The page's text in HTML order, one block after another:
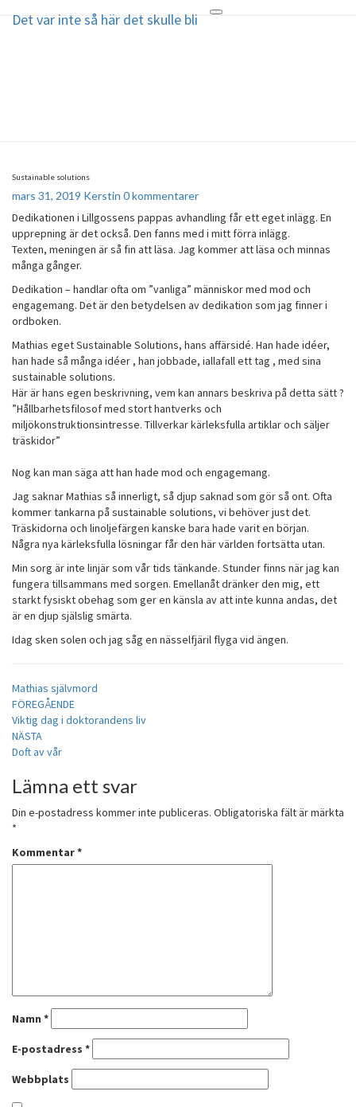
Toggle
Det var inte så här det skulle bli
Det var inte så här det skulle bli
Sustainable
solutions
Sustainable solutions
mars 31, 2019 Kerstin Kommentarer
0 kommentarer
Dedikationen i Lillgossens pappas avhandling får ett eget inlägg. En
upprepning är det också. Den fanns med i mitt förra inlägg.
Texten, meningen är så fin att läsa. Jag kommer att läsa och minnas
många gånger.
Dedikation – handlar ofta om ”vanliga” människor med mod och
engagemang. Det är den betydelsen av dedikation som jag finner i
ordboken.
Mathias eget Sustainable Solutions, hans affärsidé. Han hade idéer,
han hade så många idéer , han jobbade, iallafall ett tag , med sina
sustainable solutions.
Här är hans egen beskrivning, vem kan annars beskriva på detta sätt ?
”Hållbarhetsfilosof med stort hantverks och
miljökonstruktionsintresse. Tillverkar kärleksfulla artiklar och säljer
träskidor”
Nog kan man säga att han hade mod och engagemang.
Jag saknar Mathias så innerligt, så djup saknad som gör så ont. Ofta
kommer tankarna på sustainable solutions, vi behöver just det.
Träskidorna och linoljefärgen kanske bara hade varit en början.
Några nya kärleksfulla lösningar får den här världen fortsätta utan.
Min sorg är inte linjär som vår tids tänkande. Stunder finns när jag kan
fungera tillsammans med sorgen. Emellanåt dränker den mig, ett
starkt fysiskt obehag som ger en känsla av att inte kunna andas, det
är en djup själslig smärta.
Idag sken solen och jag såg en nässelfjäril flyga vid ängen.
Mathias självmord
Inläggsnavigering
FÖREGÅENDE
Viktig dag i doktorandens liv
NÄSTA
Doft av vår
Lämna ett svar
Din e-postadress kommer inte publiceras. Obligatoriska fält är märkta
*
Kommentar*
Namn *
E-postadress *
Webbplats